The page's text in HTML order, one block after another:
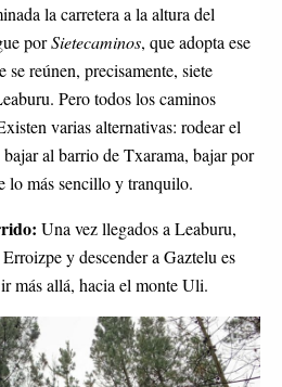
la carretera a la altura del
porSietecaminos, que adopta ese
reúnen, precisamente, siete
Pero todos los caminos
varias alternativas: rodear el
al barrio de Txarama, bajar por
más sencillo y tranquilo.
Una vez llegados a Leaburu,
y descender a Gaztelu es
más allá, hacia el monte Uli.